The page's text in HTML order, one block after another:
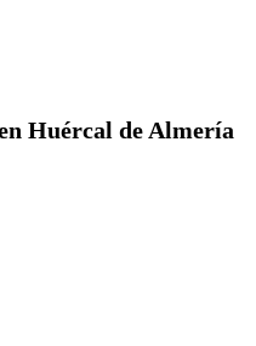
Huércal de Almería